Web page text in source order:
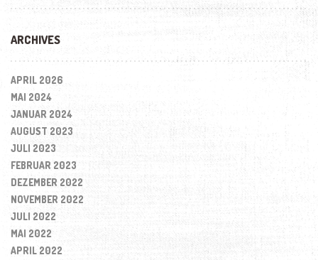
ARCHIVES
APRIL 2026
MAI 2024
JANUAR 2024
AUGUST 2023
JULI 2023
FEBRUAR 2023
DEZEMBER 2022
NOVEMBER 2022
JULI 2022
MAI 2022
APRIL 2022